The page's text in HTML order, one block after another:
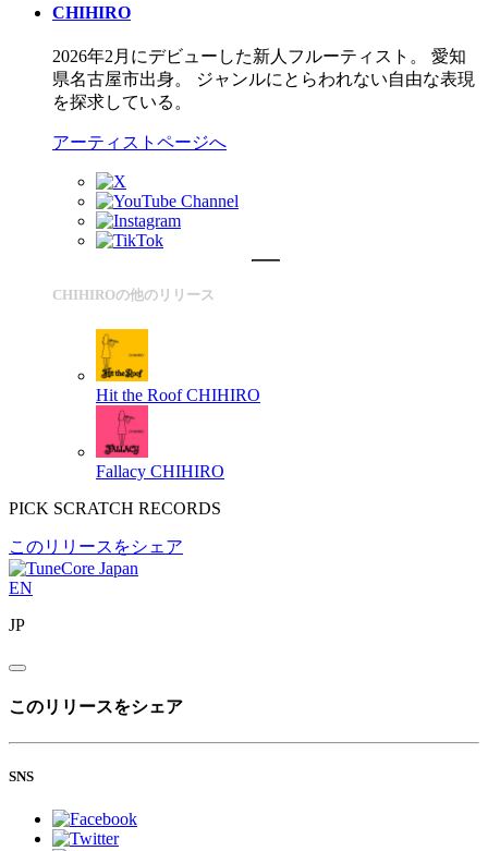
CHIHIRO
2026年2月にデビューした新人フルーティスト。 愛知
県名古屋市出身。 ジャンルにとらわれない自由な表現
を探求している。
アーティストページへ
CHIHIROの他のリリース
Hit the Roof CHIHIRO
Fallacy CHIHIRO
PICK SCRATCH RECORDS
このリリースをシェア
EN
JP
このリリースをシェア
SNS